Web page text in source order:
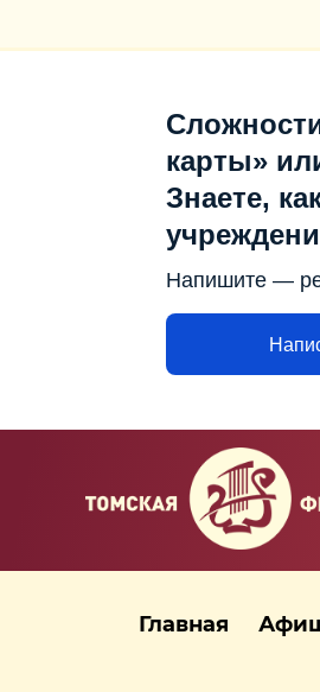
карты»
Знаете,
Напишите —
Главная